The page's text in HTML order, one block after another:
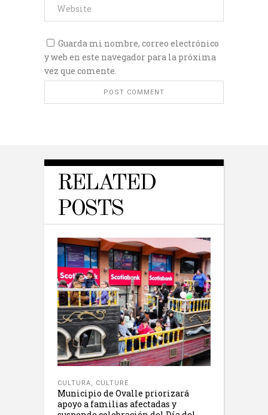
Guarda mi nombre, correo electrónico
y web en este navegador para la próxima
vez que comente.
RELATED
POSTS
CULTURA CULTURE
Municipio de Ovalle priorizará
apoyo a familias afectadas y